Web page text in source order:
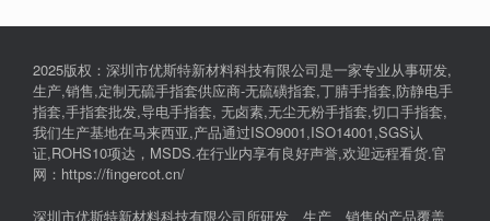
2025版权：深圳市优斯特新材料科技有限公司是一家专业从事研发,
生产,销售,定制无硫手指套供应商-无硫磺指套,丁腈手指套,防静电手
指套,手指套批发,导电手指套, 无卤素,无尘无粉手指套,切口手指套,
我们生产基地在马来西亚,产品通过ISO9001,ISO14001,SGS认
证,ROHS10项达，MSDS.在行业内享有良好声誉,欢迎远程看货.官
网：https://fingercot.cn/
深圳市优斯特新材料科技有限公司所研发、生产、销售的产品覆盖